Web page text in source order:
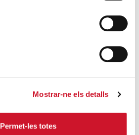
Mostrar-ne els detalls
Permet-les totes